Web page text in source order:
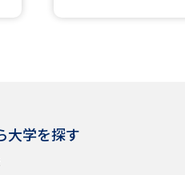
増設大学・学部・学科特集
ータサイエンス特集
大学を探す